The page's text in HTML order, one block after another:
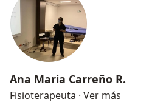
Ana Maria Carreño R.
Fisioterapeuta · Ver más